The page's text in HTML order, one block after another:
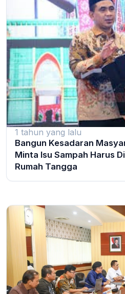
1 tahun yang lalu
Bangun Kesadaran
Minta Isu Sampah Harus
Rumah Tangga